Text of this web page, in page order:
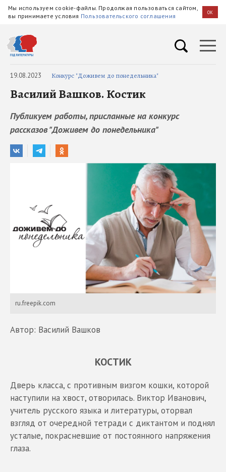
Мы используем cookie-файлы. Продолжая пользоваться сайтом,
вы принимаете условия Пользовательского соглашения OK
19.08.2023 Конкурс "Доживем до понедельника"
Василий Вашков. Костик
Публикуем работы, присланные на конкурс
рассказов "Доживем до понедельника"
ru.freepik.com
Автор: Василий Вашков
КОСТИК
Дверь класса, с противным визгом кошки, которой
наступили на хвост, отворилась. Виктор Иванович,
учитель русского языка и литературы, оторвал
взгляд от очередной тетради с диктантом и поднял
усталые, покрасневшие от постоянного напряжения
глаза.